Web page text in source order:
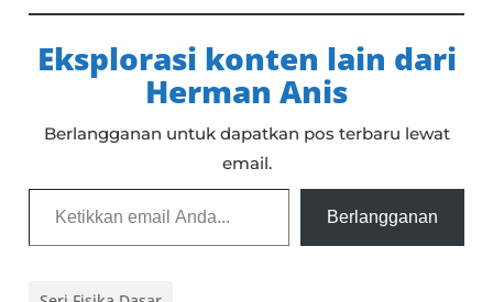
Eksplorasi konten lain dari
Herman Anis
Berlangganan untuk dapatkan pos terbaru lewat
email.
Ketikkan email Anda...
Berlangganan